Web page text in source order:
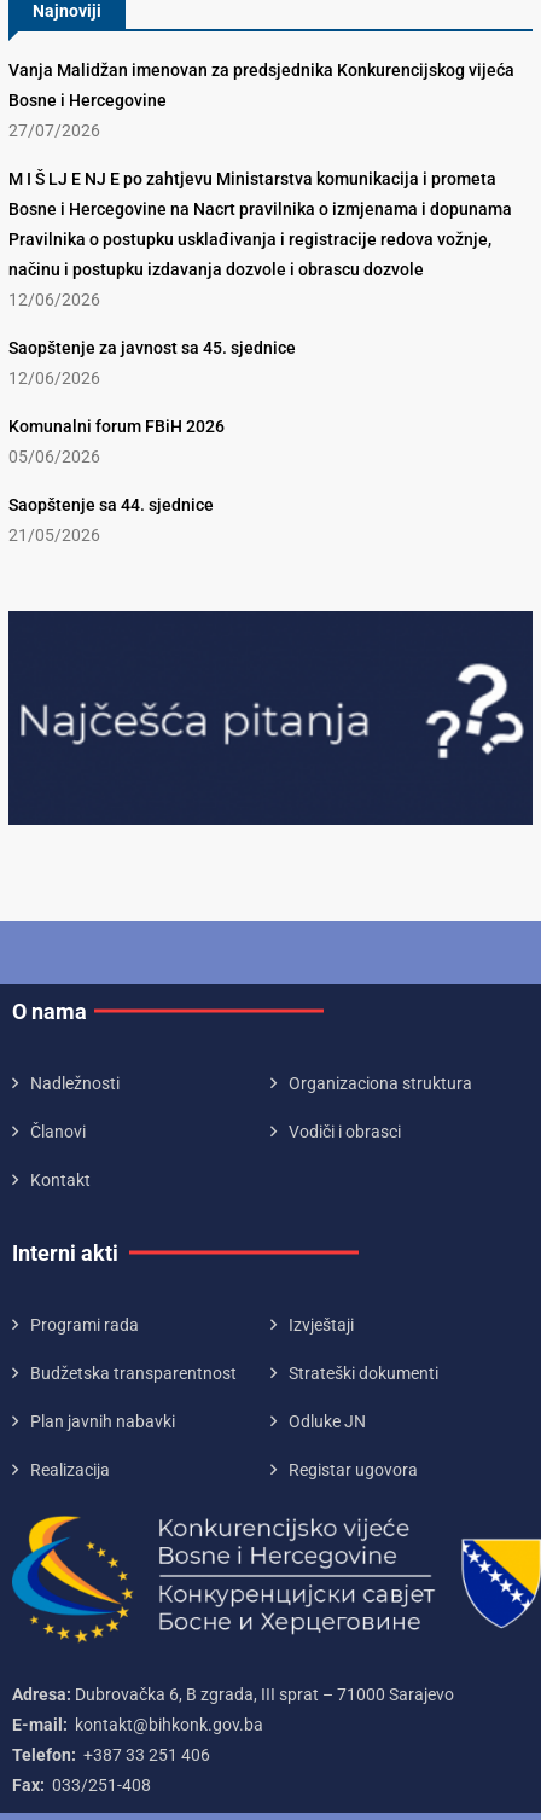
Najnoviji
Vanja Malidžan imenovan za predsjednika Konkurencijskog vijeća
Bosne i Hercegovine
27/07/2026
M I Š LJ E NJ E po zahtjevu Ministarstva komunikacija i prometa
Bosne i Hercegovine na Nacrt pravilnika o izmjenama i dopunama
Pravilnika o postupku usklađivanja i registracije redova vožnje,
načinu i postupku izdavanja dozvole i obrascu dozvole
12/06/2026
Saopštenje za javnost sa 45. sjednice
12/06/2026
Komunalni forum FBiH 2026
05/06/2026
Saopštenje sa 44. sjednice
21/05/2026
O nama
Nadležnosti Organizaciona struktura
Članovi Vodiči i obrasci
Kontakt
Interni akti
Programi rada Izvještaji
Budžetska transparentnost Strateški dokumenti
Plan javnih nabavki Odluke JN
Realizacija Registar ugovora
Adresa: Dubrovačka 6, B zgrada, III sprat – 71000‌ Sarajevo
E-mail: kontakt@bihkonk.gov.ba
Telefon: +387‌ 33‌ 251‌ 406
Fax: 033/251-408